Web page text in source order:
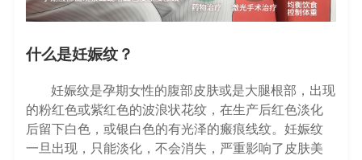
什么是妊娠纹？
妊娠纹是孕期女性的腹部皮肤或是大腿根部，出现
的粉红色或紫红色的波浪状花纹，在生产后红色淡化
后留下白色，或银白色的有光泽的瘢痕线纹。妊娠纹
一旦出现，只能淡化，不会消失，严重影响了皮肤美